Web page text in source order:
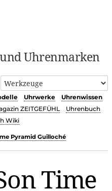
Uhrenmarken
Uhrwerke
Uhrenwissen
ZEITGEFÜHL
Uhrenbuch
Wiki
Pyramid Guilloché
Time